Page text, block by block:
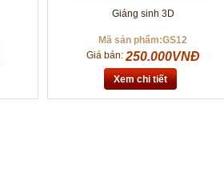
Giáng sinh 3D
Mã sản phẩm:GS12
Giá bán: 250.000VNĐ
Xem chi tiết